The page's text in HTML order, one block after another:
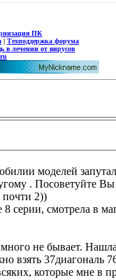
ПК
| Техподдержка форума
в лечении от вирусов
моделей
. Посоветуйте
почти 2))
серии, смотрела в
не бывает.
взять
которые мне